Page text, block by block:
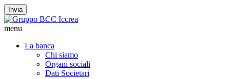
Invia
menu
La banca
Chi siamo
Organi sociali
Dati Societari